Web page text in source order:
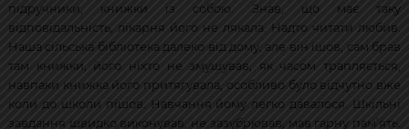
підручники, книжки із собою. Знав, що має таку
відповідальність, лікарня його не лякала. Надто читати любив.
Наша сільська бібліотека далеко від дому, але він ішов, сам брав
там книжки, його ніхто не змушував, як часом трапляється,
навпаки книжка його притягувала, особливо було відчутно вже
коли до школи пішов. Навчання йому легко давалося. Шкільні
завдання швидко виконував, не зазубрював, мав гарну пам’ять.